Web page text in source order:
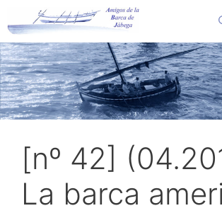
al
contenido
[nº 42]
La barca